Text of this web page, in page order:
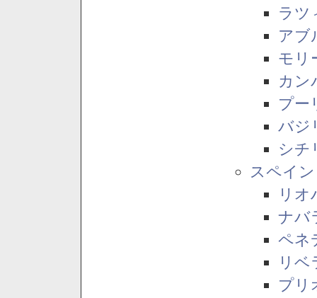
ラツ
アブ
モリ
カン
プー
バジ
シチ
スペイン
リオ
ナバ
ペネ
リベ
プリ